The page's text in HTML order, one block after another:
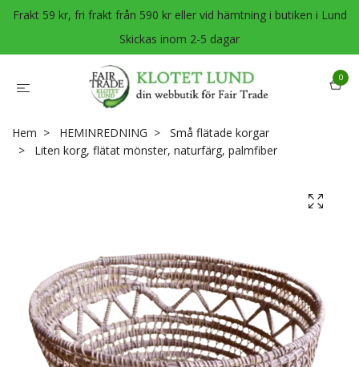
Frakt 59 kr, fri frakt från 590 kr eller vid hämtning i butiken i Lund
Skickas inom 2-5 dagar
0
Hem HEMINREDNING
Små flätade korgar
Liten korg, flätat mönster, naturfärg, palmfiber